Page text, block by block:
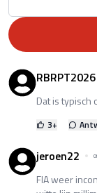
RBRPT2026
Dat is typisch
3+
jeroen22
FIA weer